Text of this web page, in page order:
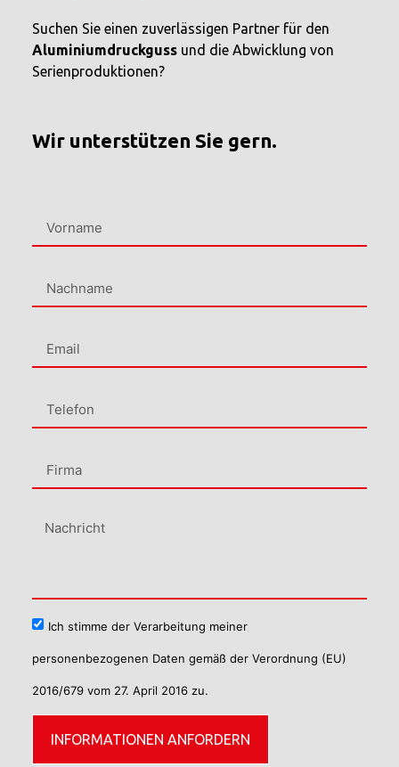
Suchen Sie einen zuverlässigen Partner für den
Aluminiumdruckgussund die Abwicklung von
Serienproduktionen?
Wir unterstützen Sie gern.
Ich stimme der Verarbeitung meiner
personenbezogenen Daten gemäß der Verordnung (EU)
2016/679 vom 27. April 2016 zu.
INFORMATIONEN ANFORDERN